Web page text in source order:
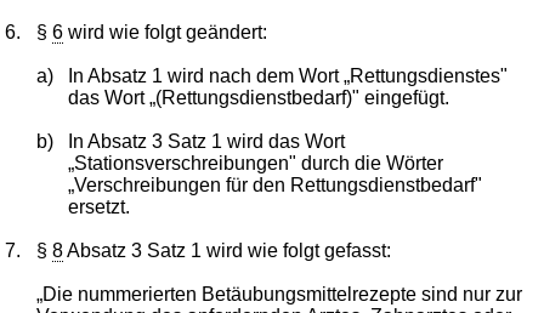
6. §6 wird wie folgt geändert:
a)
In Absatz 1 wird nach dem Wort „Rettungsdienstes"
das Wort „(Rettungsdienstbedarf)" eingefügt.
b)
In Absatz 3 Satz 1 wird das Wort
„Stationsverschreibungen" durch die Wörter
„Verschreibungen für den Rettungsdienstbedarf"
ersetzt.
7. §8Absatz 3 Satz 1 wird wie folgt gefasst:
„Die nummerierten Betäubungsmittelrezepte sind nur zur